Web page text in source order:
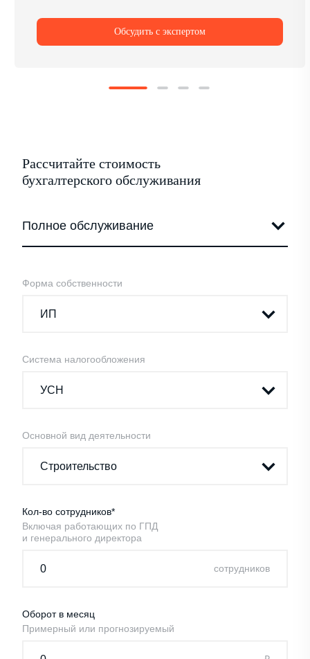
Обсудить с экспертом
Рассчитайте стоимость
бухгалтерского обслуживания
Форма собственности
Система налогообложения
Основной вид деятельности
Кол-во сотрудников*
Включая работающих по ГПД
и генерального директора
cотрудников
Оборот в месяц
Примерный или прогнозируемый